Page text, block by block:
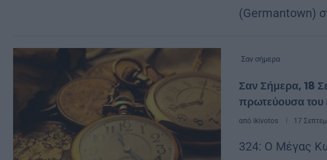
(Germantown)
Σαν σήμερα
Σαν Σήμερα, 18
πρωτεύουσα του
από ikivotos 17
324: Ο Μέγας